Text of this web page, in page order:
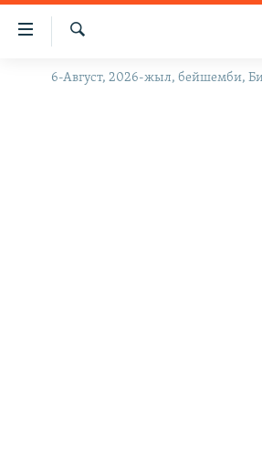
Линктер
Мазмунга
Навигацияга
ЖАҢЫЛЫКТАР
Издөө
6-Август, 2026-жыл, бейшемби,